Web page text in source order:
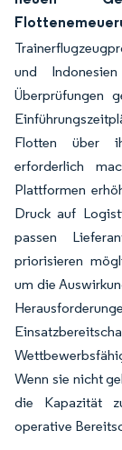
und
Überprüfungen
Flotten über
erforderlich
Plattformen
Druck auf
passen
priorisieren
um die
Wenn sie nicht
die Kapazität
operative